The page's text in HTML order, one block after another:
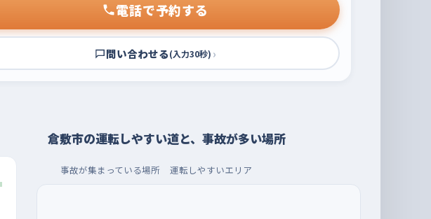
電話で予約する
問い合わせる(入力30秒) ›
倉敷市の運転しやすい道と、事故が多い場所
事故が集まっている場所 運転しやすいエリア